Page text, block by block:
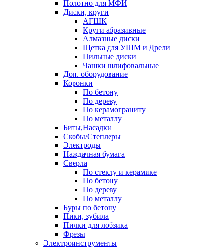
Полотно для МФИ
Диски, круги
АГШК
Круги абразивные
Алмазные диски
Щетка для УШМ и Дрели
Пильные диски
Чашки шлифовальные
Доп. оборудование
Коронки
По бетону
По дереву
По керамограниту
По металлу
Биты,Насадки
Скобы/Степлеры
Электроды
Наждачная бумага
Сверла
По стеклу и керамике
По бетону
По дереву
По металлу
Буры по бетону
Пики, зубила
Пилки для лобзика
Фрезы
Электроинструменты